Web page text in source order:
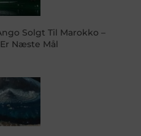
Solgt Til Marokko –
Næste Mål